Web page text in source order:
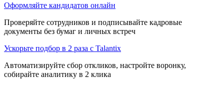
Оформляйте кандидатов онлайн
Проверяйте сотрудников и подписывайте кадровые
документы без бумаг и личных встреч
Ускорьте подбор в 2 раза с Talantix
Автоматизируйте сбор откликов, настройте воронку,
собирайте аналитику в 2 клика